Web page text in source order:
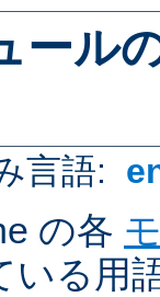
ール
言語:
の各
いる用